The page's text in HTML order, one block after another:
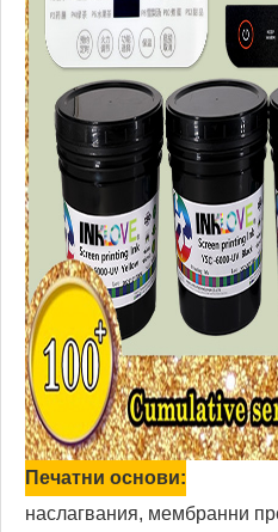
Печатни основи:
наслагвания, мембранни